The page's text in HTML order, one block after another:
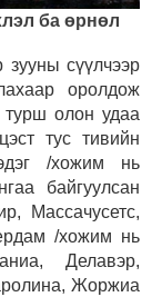
ба өрнөл
зууны сүүлчээр
оролдож
турш олон удаа
тус тивийн
/хожим нь
байгуулсан
Массачусетс,
/хожим нь
Делавэр,
Жоржиа